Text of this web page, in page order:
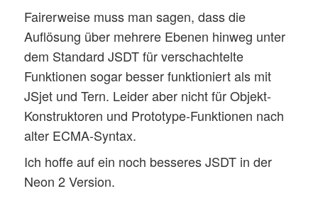
Fairerweise muss man sagen, dass die
Auflösung über mehrere Ebenen hinweg unter
dem Standard JSDT für verschachtelte
Funktionen sogar besser funktioniert als mit
JSjet und Tern. Leider aber nicht für Objekt-
Konstruktoren und Prototype-Funktionen nach
alter ECMA-Syntax.
Ich hoffe auf ein noch besseres JSDT in der
Neon 2 Version.